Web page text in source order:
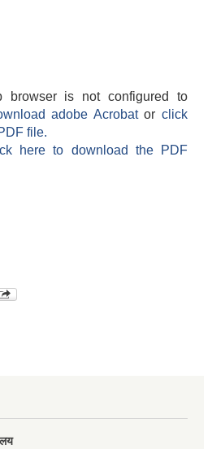
browser is not configured to
adobe Acrobatorclick
file.
here to download the PDF